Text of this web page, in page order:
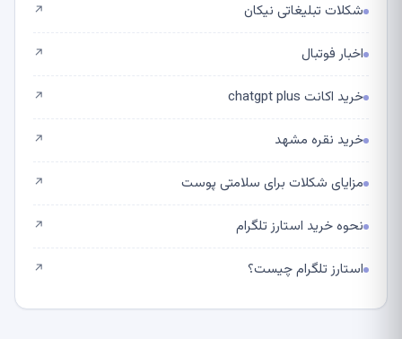
شکلات تبلیغاتی نیکان ↗
اخبار فوتبال ↗
خرید اکانت chatgpt plus ↗
خرید نقره مشهد ↗
مزایای شکلات برای سلامتی پوست ↗
نحوه خرید استارز تلگرام ↗
استارز تلگرام چیست؟ ↗